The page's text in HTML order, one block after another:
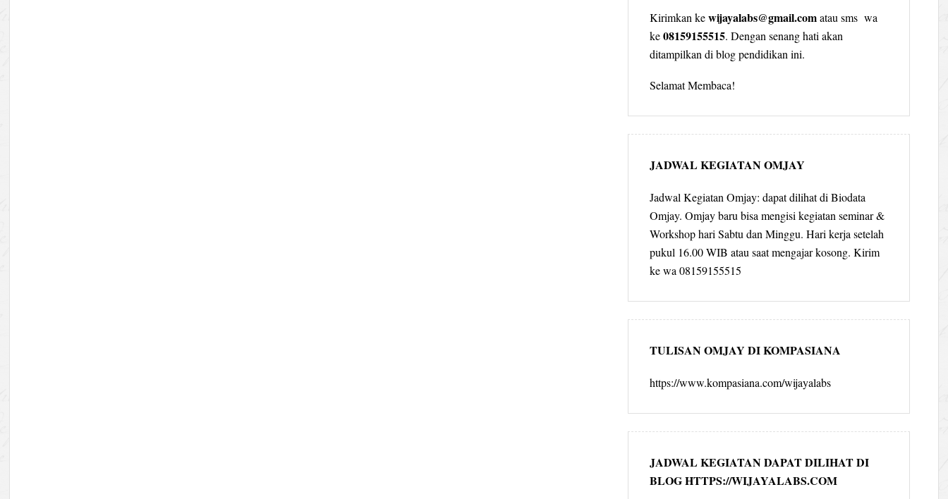
Kirimkan kewijayalabs@gmail.comatau sms wa
ke08159155515. Dengan senang hati akan
ditampilkan di blog pendidikan ini.
Selamat Membaca!
JADWAL KEGIATAN OMJAY
Jadwal Kegiatan Omjay: dapat dilihat di Biodata
Omjay. Omjay baru bisa mengisi kegiatan seminar &
Workshop hari Sabtu dan Minggu. Hari kerja setelah
pukul 16.00 WIB atau saat mengajar kosong. Kirim
ke wa 08159155515
TULISAN OMJAY DI KOMPASIANA
https://www.kompasiana.com/wijayalabs
JADWAL KEGIATAN DAPAT DILIHAT DI
BLOG HTTPS://WIJAYALABS.COM